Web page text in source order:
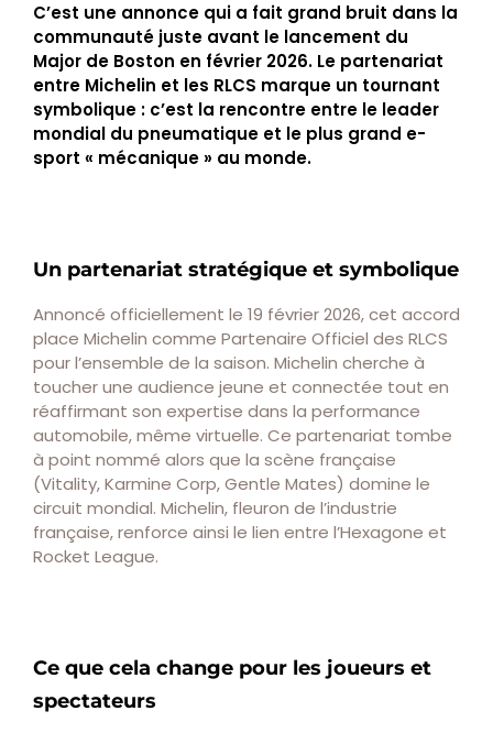
C’est une annonce qui a fait grand bruit dans la
communauté juste avant le lancement du
Major de Boston en février 2026. Le partenariat
entre Michelin et les RLCS marque un tournant
symbolique : c’est la rencontre entre le leader
mondial du pneumatique et le plus grand e-
sport « mécanique » au monde.
Un partenariat stratégique et symbolique
Annoncé officiellement le 19 février 2026, cet accord
place Michelin comme Partenaire Officiel des RLCS
pour l’ensemble de la saison. Michelin cherche à
toucher une audience jeune et connectée tout en
réaffirmant son expertise dans la performance
automobile, même virtuelle. Ce partenariat tombe
à point nommé alors que la scène française
(Vitality, Karmine Corp, Gentle Mates) domine le
circuit mondial. Michelin, fleuron de l’industrie
française, renforce ainsi le lien entre l’Hexagone et
Rocket League.
Ce que cela change pour les joueurs et
spectateurs